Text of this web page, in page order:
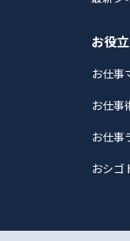
お役
お仕事
お仕事
お仕事
おシゴ